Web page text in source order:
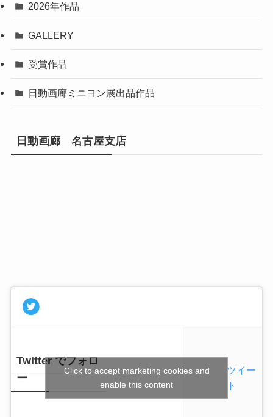
2026年作品
GALLERY
受賞作品
日動画廊ミニヨン展出品作品
日動画廊 名古屋支店
Twitter でフォロ
ー
ツイー
ト
Click to accept marketing cookies and
enable this content